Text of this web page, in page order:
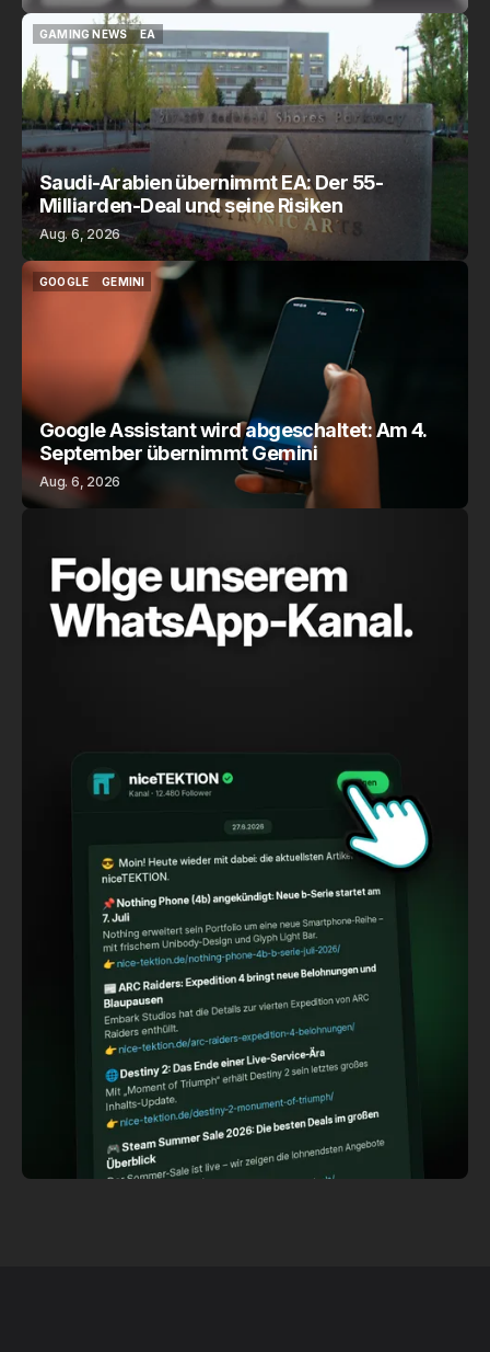
GAMING NEWS
GAMING NEWS
EA
EA
Saudi-Arabien übernimmt EA: Der 55-
Milliarden-Deal und seine Risiken
Aug. 6, 2026
GOOGLE
GEMINI
Google Assistant wird abgeschaltet: Am 4.
September übernimmt Gemini
Aug. 6, 2026